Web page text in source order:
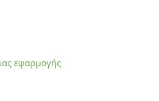
εφαρμογής